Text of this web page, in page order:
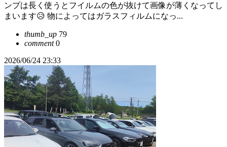
ンプは長く使うとフイルムの色が抜けて画像が薄くなってし
まいます😥 物によってはガラスフィルムになっ...
thumb_up 79
comment0
2026/06/24 23:33